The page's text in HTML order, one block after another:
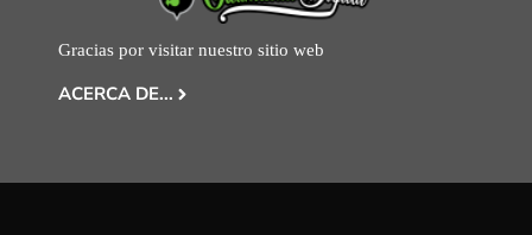
Gracias por visitar nuestro sitio web
ACERCA DE...